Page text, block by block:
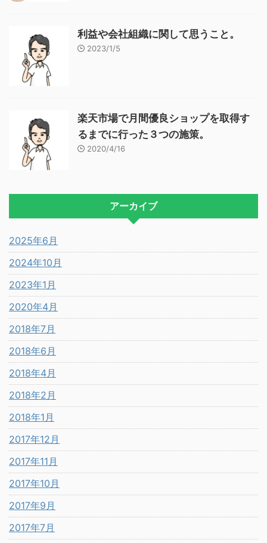
利益や会社組織に関して思うこと。
2023/1/5
楽天市場で月間優良ショップを取得す
るまでに行った３つの施策。
2020/4/16
アーカイブ
2025年6月
2024年10月
2023年1月
2020年4月
2018年7月
2018年6月
2018年4月
2018年2月
2018年1月
2017年12月
2017年11月
2017年10月
2017年9月
2017年7月